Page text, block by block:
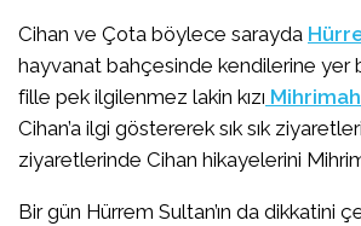
Cihan ve Çota böylece sarayda
hayvanat bahçesinde kendilerine yer
fille pek ilgilenmez lakin kızı Mihrimah
Cihan’a ilgi göstererek sık sık
ziyaretlerinde Cihan hikayelerini
Bir gün Hürrem Sultan’ın da dikkatini